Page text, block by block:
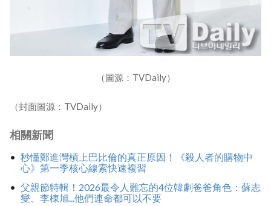
（圖源：TVDaily）
（封面圖源：TVDaily）
相關新聞
秒懂鄭進灣槓上巴比倫的真正原因！《殺人者的購物中
心》第一季核心線索快速複習
父親節特輯！2026最令人難忘的4位韓劇爸爸角色：蘇志
燮、李棟旭...他們連命都可以不要